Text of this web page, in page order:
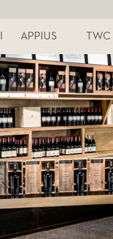
APPIUS TWC